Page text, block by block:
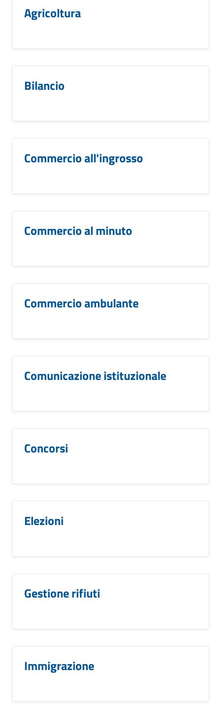
Agricoltura
Bilancio
Commercio all'ingrosso
Commercio al minuto
Commercio ambulante
Comunicazione istituzionale
Concorsi
Elezioni
Gestione rifiuti
Immigrazione